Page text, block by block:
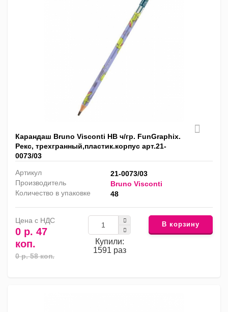
Карандаш Bruno Visconti HB ч/гр. FunGraphix.
Рекс, трехгранный,пластик.корпус арт.21-
0073/03
Артикул
21-0073/03
Производитель
Bruno Visconti
Количество в упаковке
48
Цена с НДС
0 р. 47
коп.
0 р. 58 коп.
Купили:
1591 раз
В корзину